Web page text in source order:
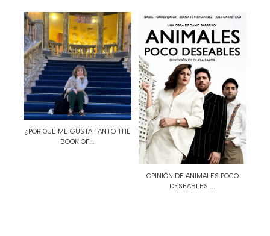
¿POR QUÉ ME GUSTA TANTO THE
BOOK OF...
OPINIÓN DE ANIMALES POCO
DESEABLES ...